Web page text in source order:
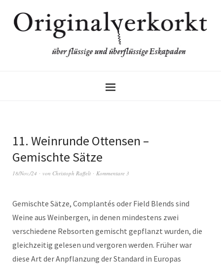
11. Weinrunde Ottensen –
Gemischte Sätze
18/Nov./24 von Christoph Raffelt Kommentare 3
Gemischte Sätze, Complantés oder Field Blends sind
Weine aus Weinbergen, in denen mindestens zwei
verschiedene Rebsorten gemischt gepflanzt wurden, die
gleichzeitig gelesen und vergoren werden. Früher war
diese Art der Anpflanzung der Standard in Europas